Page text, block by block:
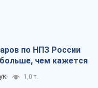
по НПЗ России
чем кажется
1,0 т.